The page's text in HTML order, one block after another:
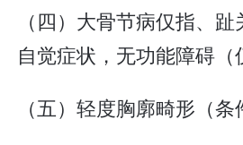
（四）大骨节病仅指、
自觉症状，无功能障碍（
（五）轻度胸廓畸形（条